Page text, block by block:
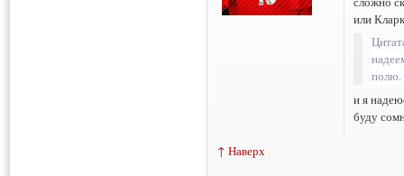
или
полю.
и я
буду
↑ Наверх